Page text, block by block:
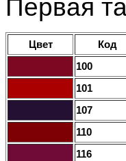
Первая
Цвет Код
100
101
107
110
116